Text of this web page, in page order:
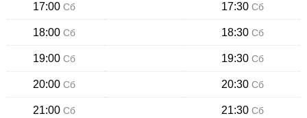
17:00 Сб 17:30 Сб
18:00 Сб 18:30 Сб
19:00 Сб 19:30 Сб
20:00 Сб 20:30 Сб
21:00 Сб 21:30 Сб